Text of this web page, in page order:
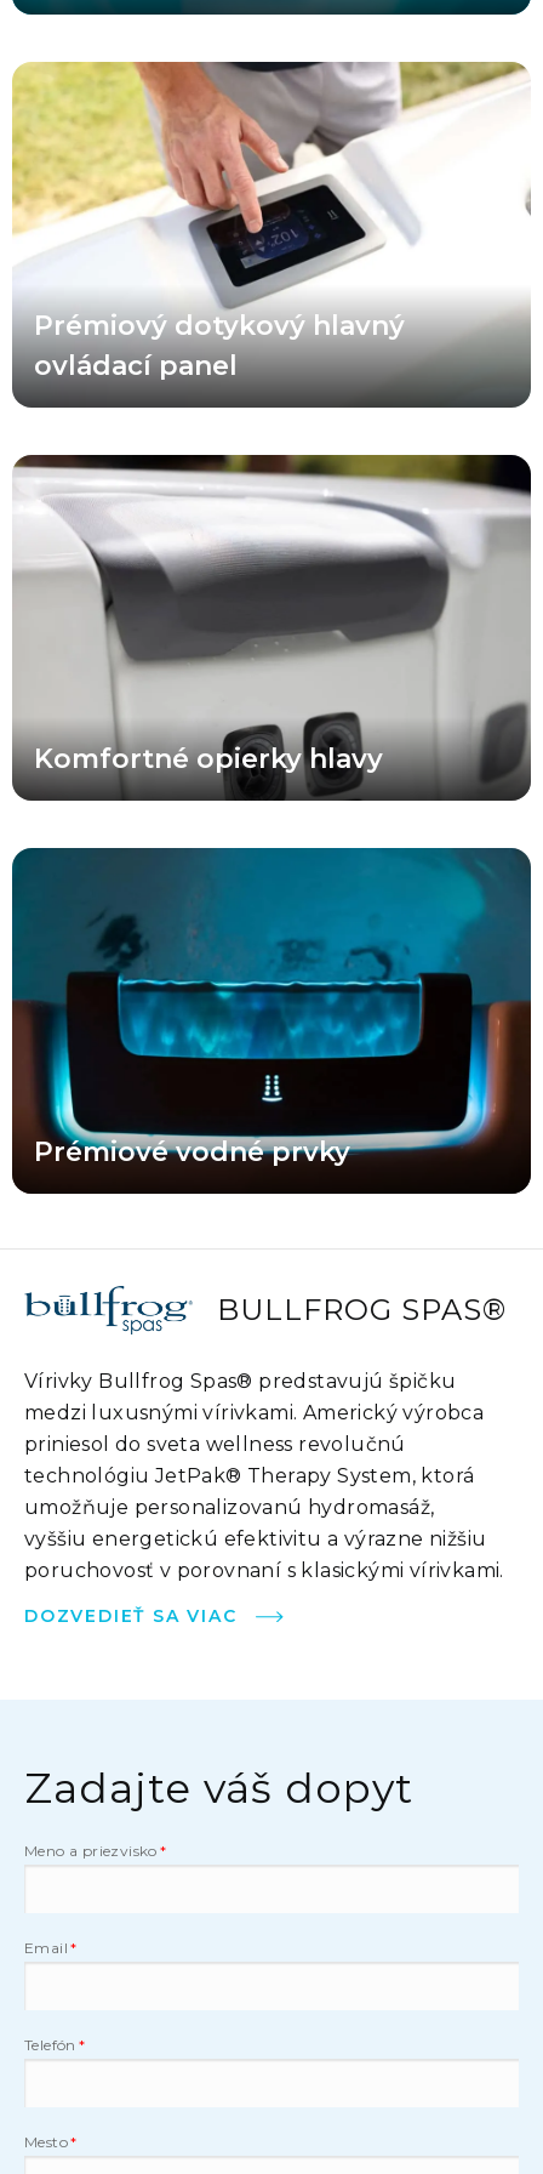
Prémiový dotykový hlavný
ovládací panel
Prémiové dotykové ovládanie obsahuje vylepšené ikony a lepšie
čitateľné texty upozornení. Vírivky A Series® Select sú vybavené 3-
funkčnými pomocnými ovládacími prvkami a pre vírivky Choice sú
v rámci balíka Luxury Package dostupné 2-funkčné pomocné
ovládacie prvky. Tieto multifunkčné ovládacie prvky vám
umožňujú jednoducho ovládať masážne trysky, osvetlenie a vodné
prvky bez toho, aby ste museli opustiť pohodlie svojho obľúbeného
sedadla. Ovládacie prvky sú navyše podsvietené, čo zabezpečuje
jednoduché používanie aj počas večerných a nočných hodín.
Komfortné opierky hlavy
Prémiové opierky hlavy A Series® sú súčasťou výbavy všetkých
verzií. Tieto komfortom testované opierky hlavy sú navrhnuté pre
pohodlie krku a chrbtice, poskytujú lepšie prispôsobenie a zároveň
prirodzene splývajú s tvarmi vírivky. Opierky hlavy A Series® majú
moderný vzorovaný povrch, ktorý prináša pohodlie, odolnosť a
svieži vzhľad.
Prémiové vodné prvky
Prémiový vodopád A Series® umocňuje atmosféru vašej relaxácie
revolučná funkcia sa ovláda jednoduchým stlačením tlačidla na
hlavnom alebo pomocnom ovládači a poskytuje rovnomerný a
jemný prúd vody. Jemné osvetlenie zvýrazňuje tok vody v
podsvietenej vaničke, odkiaľ voda steká na hladinu v súvislom
páse vody a svetla, čím vytvára pokojnú a harmonickú atmosféru.
BULLFROG SPAS®
Vírivky Bullfrog Spas® predstavujú špičku
medzi luxusnými vírivkami. Americký výrobca
priniesol do sveta wellness revolučnú
technológiu JetPak® Therapy System, ktorá
umožňuje personalizovanú hydromasáž,
vyššiu energetickú efektivitu a výrazne nižšiu
poruchovosť v porovnaní s klasickými vírivkami.
DOZVEDIEŤ SA VIAC
Zadajte váš dopyt
Meno a priezvisko
Email
Telefón
Mesto